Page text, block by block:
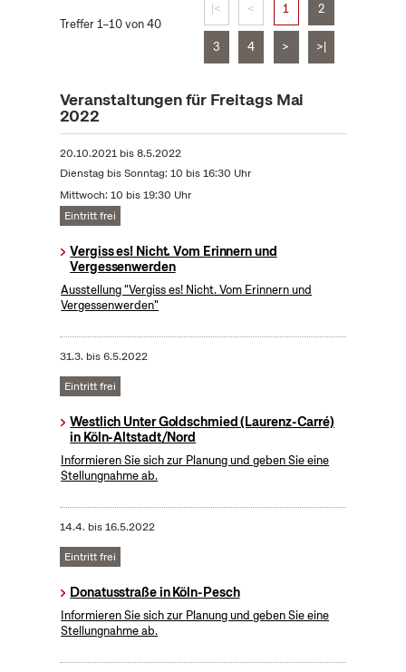
Treffer 1–10 von 40
|< < 1 2
3 4 > >|
Veranstaltungen für Freitags Mai
2022
20.10.2021bis8.5.2022
Dienstag bis Sonntag: 10 bis 16:30 Uhr
Mittwoch: 10 bis 19:30 Uhr
Eintritt frei
Vergiss es! Nicht. Vom Erinnern und
Vergessenwerden
Ausstellung "Vergiss es! Nicht. Vom Erinnern und
Vergessenwerden"
31.3. bis6.5.2022
Eintritt frei
Westlich Unter Goldschmied (Laurenz-Carré)
in Köln-Altstadt/Nord
Informieren Sie sich zur Planung und geben Sie eine
Stellungnahme ab.
14.4. bis16.5.2022
Eintritt frei
Donatusstraße in Köln-Pesch
Informieren Sie sich zur Planung und geben Sie eine
Stellungnahme ab.